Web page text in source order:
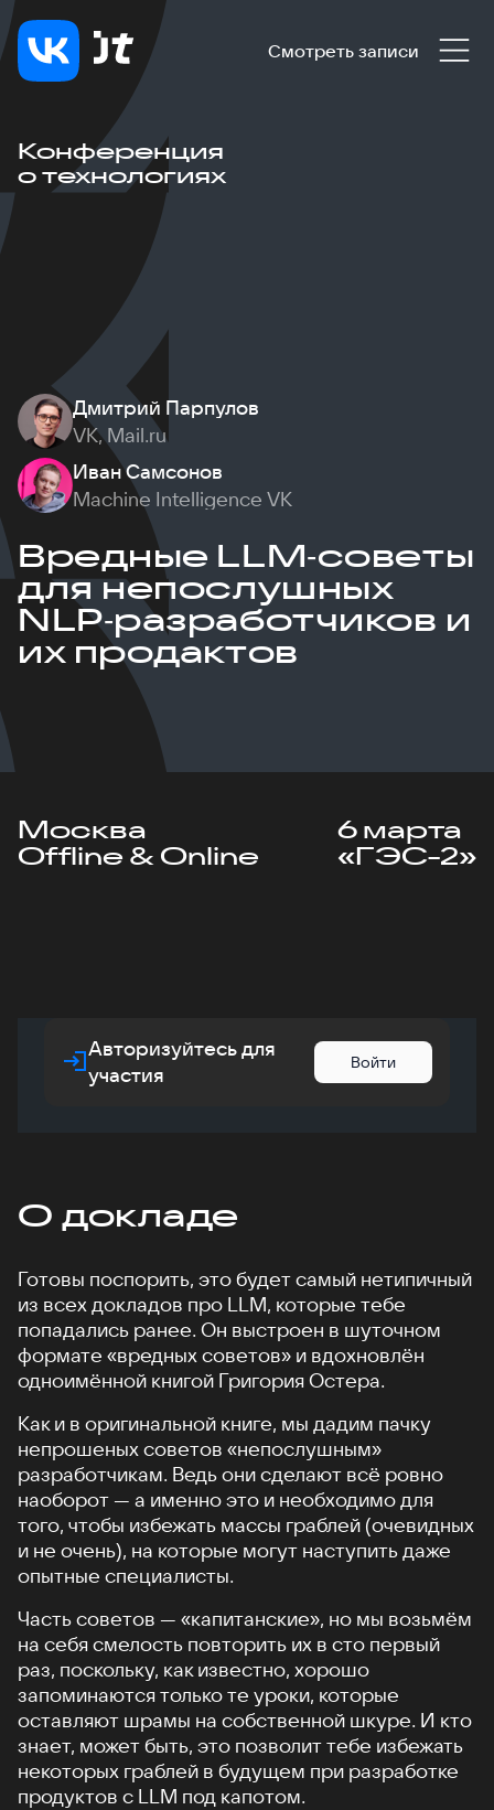
Смотреть записи
Конференция
о технологиях
Дмитрий Парпулов
VK, Mail.ru
Иван Самсонов
Machine Intelligence VK
Вредные LLM‑советы
для непослушных
NLP‑разработчиков и
их продактов
Москва
Offline & Online
6 марта
«ГЭС-2»
Авторизуйтесь для
участия
Войти
О докладе
Готовы поспорить, это будет самый нетипичный
из всех докладов про LLM, которые тебе
попадались ранее. Он выстроен в шуточном
формате «вредных советов» и вдохновлён
одноимённой книгой Григория Остера.
Как и в оригинальной книге, мы дадим пачку
непрошеных советов «непослушным»
разработчикам. Ведь они сделают всё ровно
наоборот — а именно это и необходимо для
того, чтобы избежать массы граблей (очевидных
и не очень), на которые могут наступить даже
опытные специалисты.
Часть советов — «капитанские», но мы возьмём
на себя смелость повторить их в сто первый
раз, поскольку, как известно, хорошо
запоминаются только те уроки, которые
оставляют шрамы на собственной шкуре. И кто
знает, может быть, это позволит тебе избежать
некоторых граблей в будущем при разработке
продуктов c LLM под капотом.